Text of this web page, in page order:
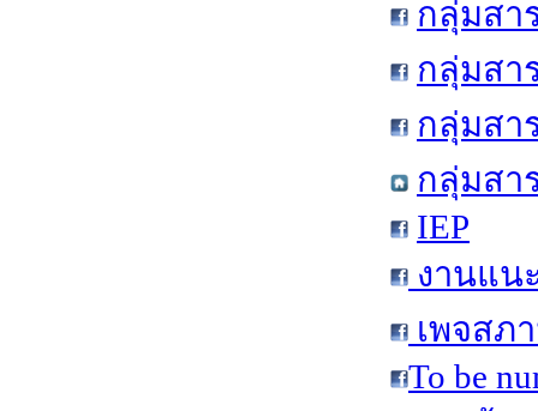
กลุ่มสา
กลุ่มสา
กลุ่มสา
กลุ่มสา
IEP
งานแน
เพจสภ
To be